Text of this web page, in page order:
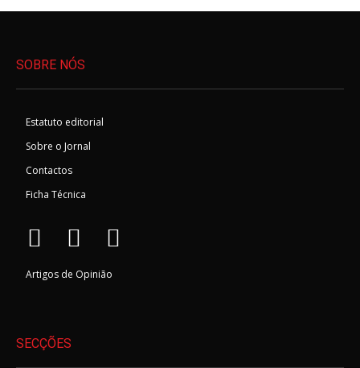
SOBRE NÓS
Estatuto editorial
Sobre o Jornal
Contactos
Ficha Técnica
Artigos de Opinião
SECÇÕES